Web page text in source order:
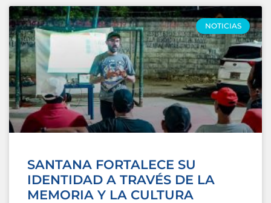
NOTICIAS
SANTANA FORTALECE SU
IDENTIDAD A TRAVÉS DE LA
MEMORIA Y LA CULTURA